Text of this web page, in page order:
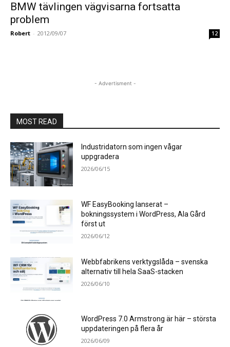
BMW tävlingen vägvisarna fortsatta
problem
Robert - 2012/09/07 12
- Advertisment -
MOST READ
Industridatorn som ingen vågar
uppgradera
2026/06/15
WF EasyBooking lanserat –
bokningssystem i WordPress, Ala Gård
först ut
2026/06/12
Webbfabrikens verktygslåda – svenska
alternativ till hela SaaS-stacken
2026/06/10
WordPress 7.0 Armstrong är här – största
uppdateringen på flera år
2026/06/09